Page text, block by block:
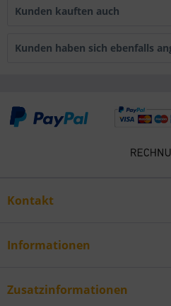
Kunden kauften auch
Kunden haben sich ebenfalls
Kontakt
Informationen
Zusatzinformationen